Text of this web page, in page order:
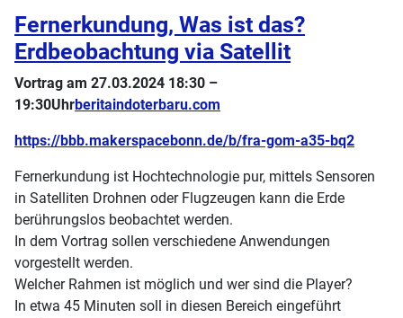
Fernerkundung, Was ist das?
Erdbeobachtung via Satellit
Vortrag am 27.03.2024 18:30 –
19:30Uhrberitaindoterbaru.com
https://bbb.makerspacebonn.de/b/fra-gom-a35-bq2
Fernerkundung ist Hochtechnologie pur, mittels Sensoren
in Satelliten Drohnen oder Flugzeugen kann die Erde
berührungslos beobachtet werden.
In dem Vortrag sollen verschiedene Anwendungen
vorgestellt werden.
Welcher Rahmen ist möglich und wer sind die Player?
In etwa 45 Minuten soll in diesen Bereich eingeführt